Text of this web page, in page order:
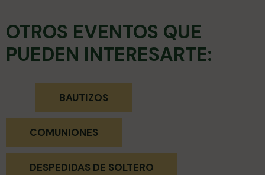
OTROS EVENTOS QUE
PUEDEN INTERESARTE:
BAUTIZOS
COMUNIONES
DESPEDIDAS DE SOLTERO